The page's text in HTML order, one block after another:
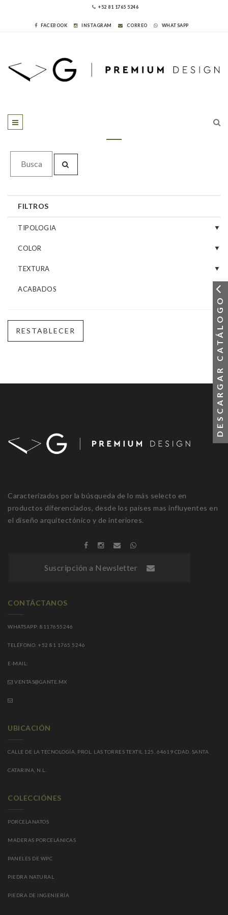
+52 81 1765 5246
FACEBOOK INSTAGRAM CORREO WHATSAPP
FILTROS
TIPOLOGIA
COLOR
TEXTURA
ACABADOS
Caracterizados por la búsqueda de lo más selecto en
productos diferenciados, desde los países mas influyentes en
el diseño arquitectónico y de interiores.
Suscripción a Newsletter
CONTÁCTANOS
WHATSAPP: 8117655246
TELÉFONO: +52 81 1765 5246
E-MAIL:
VENTAS@GANTE.MX
UBICACIÓN
CALLE DE LA TECNOLOGÍA, PROL. LAS TORRES TEXTIL 125, 64619 CDAD. SANTA
CATARINA, N.L.
COLECCIÓNES
PORCELANATOS
MADERAS PORCELÁNICAS
PANELES DE WPC
PIEDRA NATURAL
PIEDRA DE INGENIERÍA
DESCARGAR CATÁLOGO